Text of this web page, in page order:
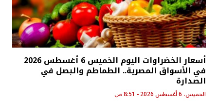
أسعار الخضراوات اليوم الخميس 6 أغسطس 2026
في الأسواق المصرية.. الطماطم والبصل في
الصدارة
الخميس، 6 أغسطس 2026 - 8:51 ص